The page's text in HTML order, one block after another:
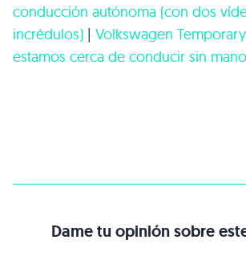
conducción autónoma (con dos
incrédulos) | Volkswagen
estamos cerca de conducir sin
Dame tu opinión sobre